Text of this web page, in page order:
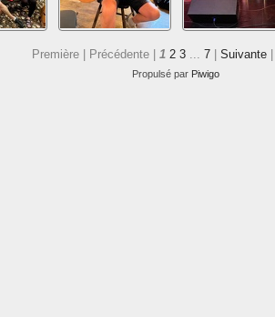
Première | Précédente | 1 2 3... 7 Suivante
Propulsé par Piwigo